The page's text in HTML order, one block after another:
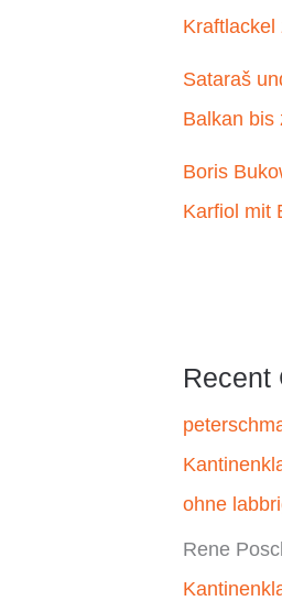
Kraftlackel
Sataraš
Balkan bis
Boris
Karfiol mit
Recent
ohne
Rene